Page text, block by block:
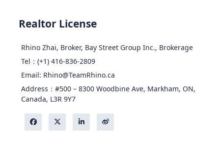
Realtor License
Rhino Zhai, Broker, Bay Street Group Inc., Brokerage
Tel：(+1) 416-836-2809
Email: Rhino@TeamRhino.ca
Address：#500 – 8300 Woodbine Ave, Markham, ON,
Canada, L3R 9Y7